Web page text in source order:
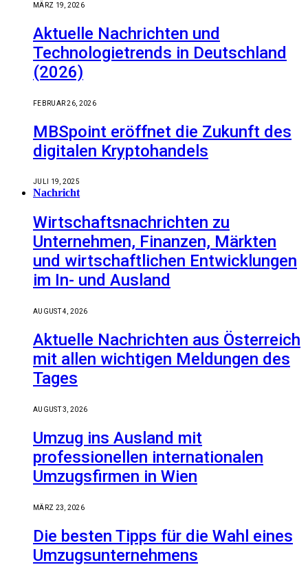
MÄRZ 19, 2026
Aktuelle Nachrichten und
Technologietrends in Deutschland
(2026)
FEBRUAR 26, 2026
MBSpoint eröffnet die Zukunft des
digitalen Kryptohandels
JULI 19, 2025
Nachricht
Wirtschaftsnachrichten zu
Unternehmen, Finanzen, Märkten
und wirtschaftlichen Entwicklungen
im In- und Ausland
AUGUST 4, 2026
Aktuelle Nachrichten aus Österreich
mit allen wichtigen Meldungen des
Tages
AUGUST 3, 2026
Umzug ins Ausland mit
professionellen internationalen
Umzugsfirmen in Wien
MÄRZ 23, 2026
Die besten Tipps für die Wahl eines
Umzugsunternehmens